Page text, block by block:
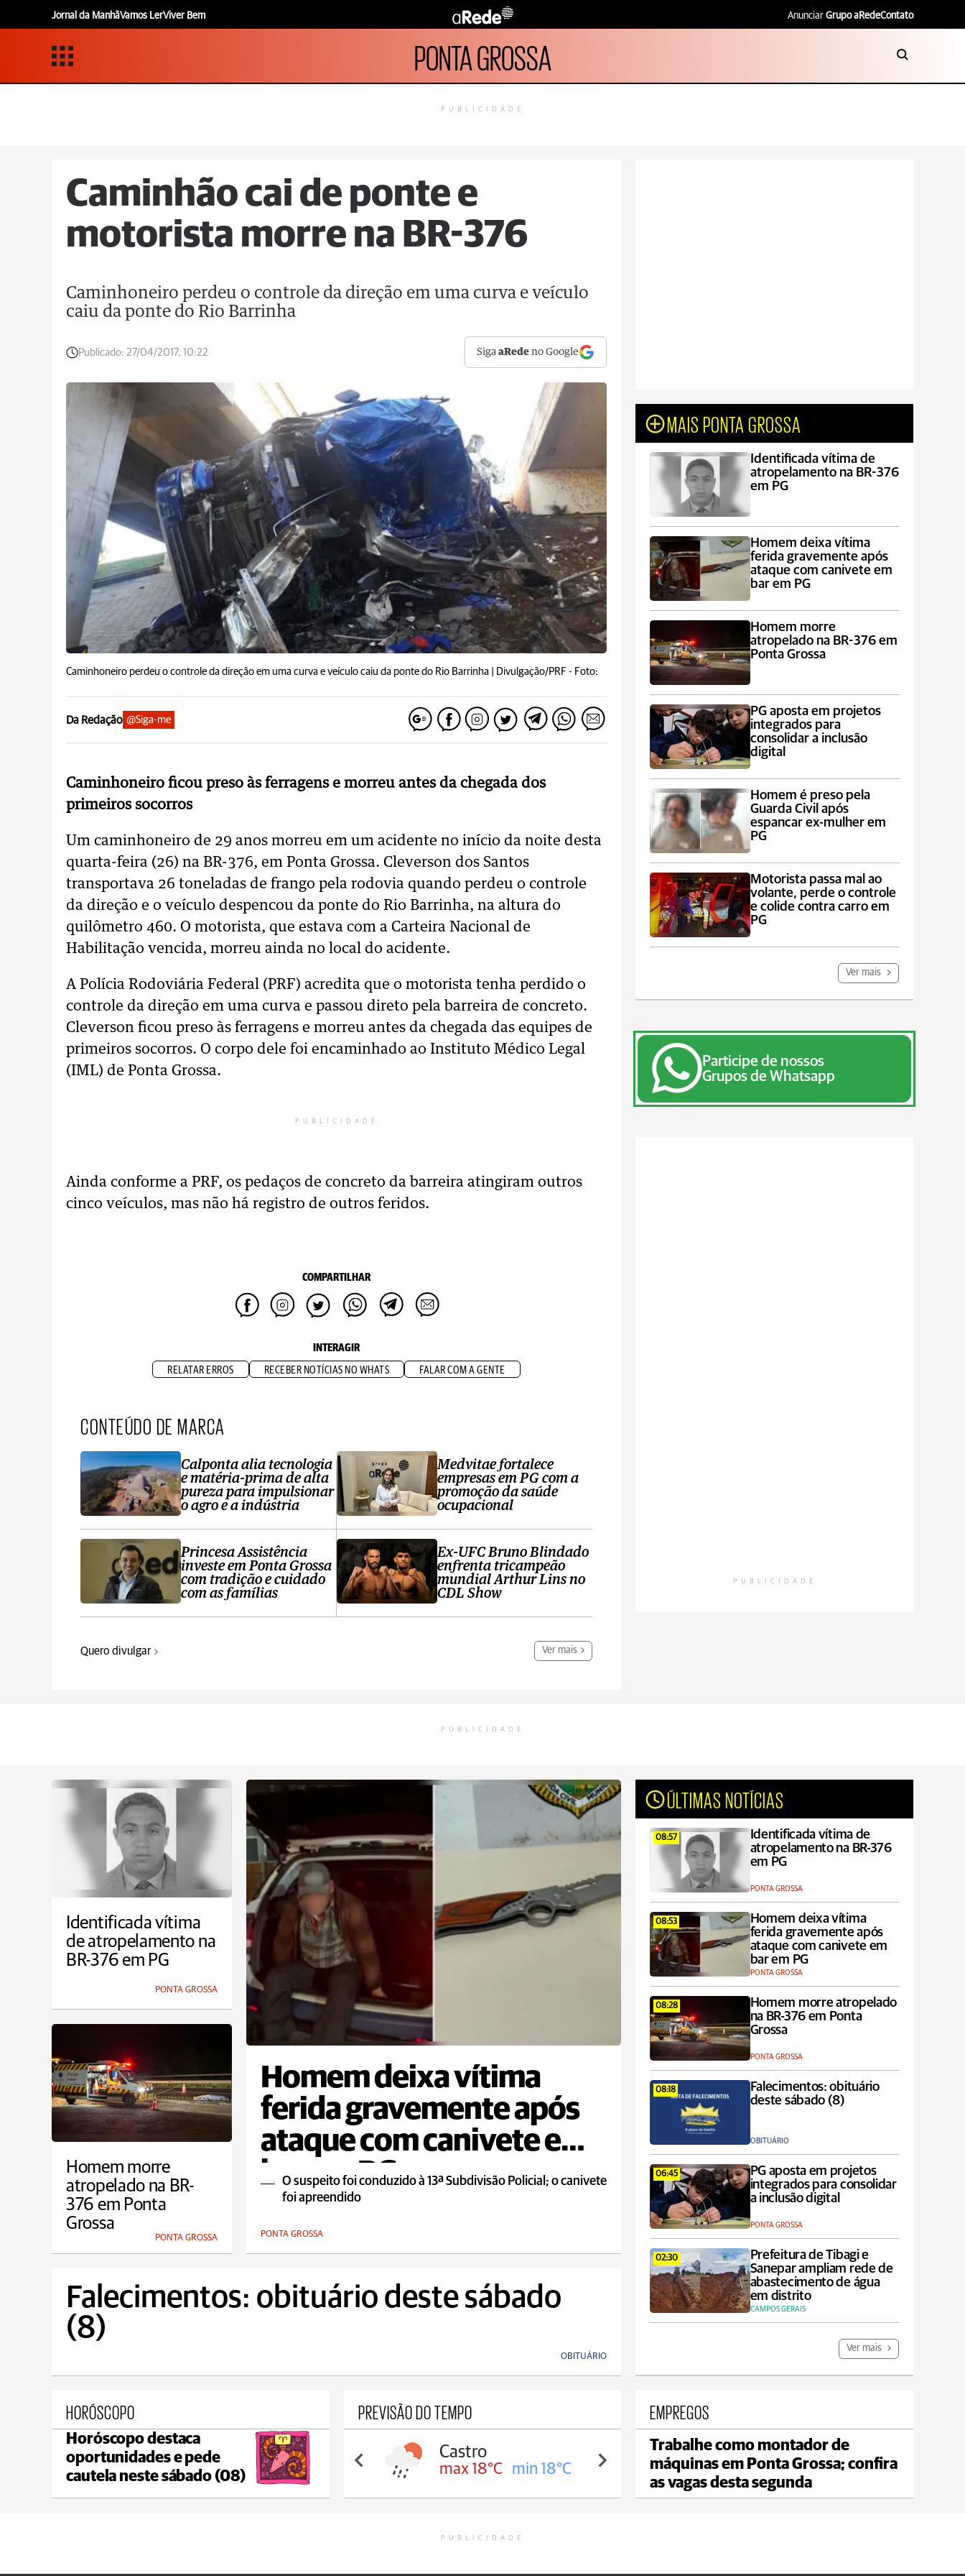
Jornal da ManhãVamos LerViver Bem Anunciar Grupo aRedeContato
PONTA GROSSA
PUBLICIDADE
Caminhão cai de ponte e
motorista morre na BR-376
Caminhoneiro perdeu o controle da direção em uma curva e veículo
caiu da ponte do Rio Barrinha
Publicado: 27/04/2017, 10:22 SigaaRede no Google
Caminhoneiro perdeu o controle da direção em uma curva e veículo caiu da ponte do Rio Barrinha | Divulgação/PRF - Foto:
Da Redação @Siga-me
Caminhoneiro ficou preso às ferragens e morreu antes da chegada dos
primeiros socorros
Um caminhoneiro de 29 anos morreu em um acidente no início da noite desta
quarta-feira (26) na BR-376, em Ponta Grossa. Cleverson dos Santos
transportava 26 toneladas de frango pela rodovia quando perdeu o controle
da direção e o veículo despencou da ponte do Rio Barrinha, na altura do
quilômetro 460. O motorista, que estava com a Carteira Nacional de
Habilitação vencida, morreu ainda no local do acidente.
A Polícia Rodoviária Federal (PRF) acredita que o motorista tenha perdido o
controle da direção em uma curva e passou direto pela barreira de concreto.
Cleverson ficou preso às ferragens e morreu antes da chegada das equipes de
primeiros socorros. O corpo dele foi encaminhado ao Instituto Médico Legal
(IML) de Ponta Grossa.
PUBLICIDADE
Ainda conforme a PRF, os pedaços de concreto da barreira atingiram outros
cinco veículos, mas não há registro de outros feridos.
COMPARTILHAR
INTERAGIR
RELATAR ERROS RECEBER NOTÍCIAS NO WHATS FALAR COM A GENTE
CONTEÚDO DE MARCA
Calponta alia tecnologia
e matéria-prima de alta
pureza para impulsionar
o agro e a indústria
Princesa Assistência
investe em Ponta Grossa
com tradição e cuidado
com as famílias
Medvitae fortalece
empresas em PG com a
promoção da saúde
ocupacional
Ex-UFC Bruno Blindado
enfrenta tricampeão
mundial Arthur Lins no
CDL Show
Quero divulgar Ver mais
MAIS PONTA GROSSA
Identificada vítima de
atropelamento na BR-376
em PG
Homem deixa vítima
ferida gravemente após
ataque com canivete em
bar em PG
Homem morre
atropelado na BR-376 em
Ponta Grossa
PG aposta em projetos
integrados para
consolidar a inclusão
digital
Homem é preso pela
Guarda Civil após
espancar ex-mulher em
PG
Motorista passa mal ao
volante, perde o controle
e colide contra carro em
PG
Ver mais
Participe de nossos
Grupos de Whatsapp
PUBLICIDADE
PUBLICIDADE
Identificada vítima
de atropelamento na
BR-376 em PG
PONTA GROSSA
Homem deixa vítima
ferida gravemente após
ataque com canivete em
bar em PG
O suspeito foi conduzido à 13ª Subdivisão Policial; o canivete
foi apreendido
PONTA GROSSA
ÚLTIMAS NOTÍCIAS
08:57
Identificada vítima de
atropelamento na BR-376
em PG
PONTA GROSSA
08:53
Homem deixa vítima
ferida gravemente após
ataque com canivete em
bar em PG
PONTA GROSSA
08:28
Homem morre atropelado
na BR-376 em Ponta
Grossa
PONTA GROSSA
08:18
Falecimentos: obituário
deste sábado (8)
OBITUÁRIO
06:45
PG aposta em projetos
integrados para consolidar
a inclusão digital
PONTA GROSSA
02:30
Prefeitura de Tibagi e
Sanepar ampliam rede de
abastecimento de água
em distrito
CAMPOS GERAIS
Ver mais
Homem morre
atropelado na BR-
376 em Ponta
Grossa
PONTA GROSSA
Falecimentos: obituário deste sábado
(8)
OBITUÁRIO
HORÓSCOPO
Horóscopo destaca
oportunidades e pede
cautela neste sábado (08)
PREVISÃO DO TEMPO
Ponta Grossa
max 17°C min 17°C
Castro
max 18°C min 18°C
Carambeí
max 18°C min 17°C
EMPREGOS
Trabalhe como montador de
máquinas em Ponta Grossa; confira
as vagas desta segunda
PUBLICIDADE